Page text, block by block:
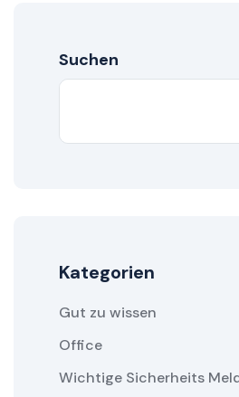
Suchen
Kategorien
Gut zu wissen
Office
Wichtige Sicherheits